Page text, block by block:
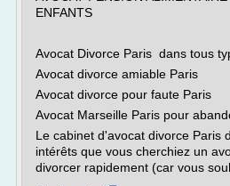
ENFANTS
Avocat Divorce Paris dans tous
Avocat divorce amiable Paris
Avocat divorce pour faute Paris
Avocat Marseille Paris pour
Le cabinet d'avocat divorce Paris
intérêts que vous cherchiez un
divorcer rapidement (car vous